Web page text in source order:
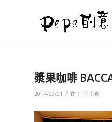
漿果咖啡
2014/09/01 / 在： 台南食